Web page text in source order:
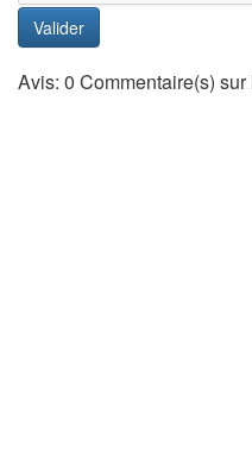
Valider
Avis: 0 Commentaire(s)